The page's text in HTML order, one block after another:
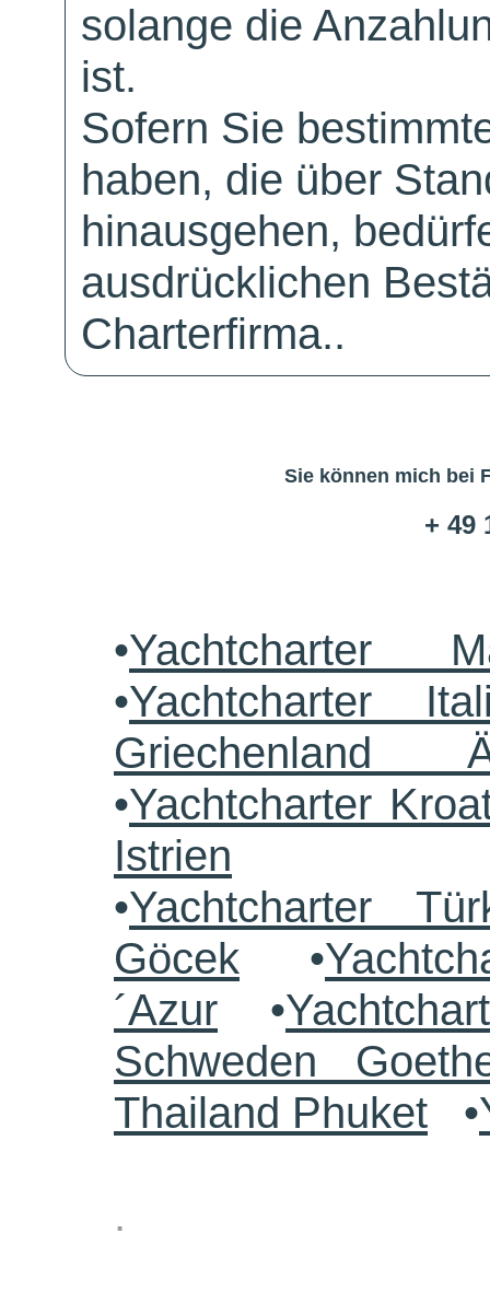
solange die
ist.
Sofern Sie
haben, die über
hinausgehen,
ausdrücklichen
Charterfirma..
Sie können mich bei
+ 49
•Yachtcharter
•Yachtcharter
Griechenland
•Yachtcharter
Istrien
•Yachtcharter
Göcek •
´Azur •
Schweden
Thailand Phuket •
.